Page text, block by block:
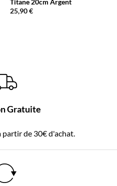
Titane 20cm Argent
25,90€
Gratuite
de 30€ d'achat.